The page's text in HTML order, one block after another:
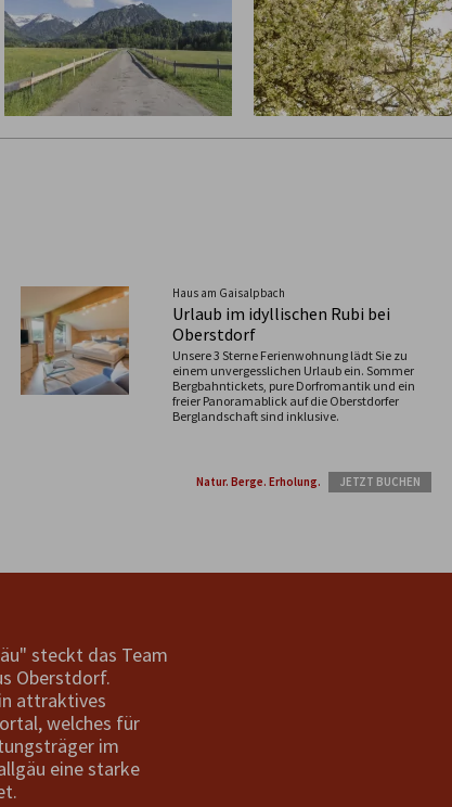
Haus am Gaisalpbach
Urlaub im idyllischen Rubi bei
Oberstdorf
Unsere 3 Sterne Ferienwohnung lädt Sie zu
einem unvergesslichen Urlaub ein. Sommer
Bergbahntickets, pure Dorfromantik und ein
freier Panoramablick auf die Oberstdorfer
Berglandschaft sind inklusive.
Natur. Berge. Erholung. JETZT BUCHEN
steckt das Team
Oberstdorf.
attraktives
welches für
im
eine starke